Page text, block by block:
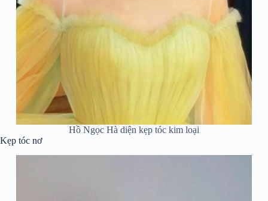
Hồ Ngọc Hà diện kẹp tóc kim loại
Kẹp tóc nơ